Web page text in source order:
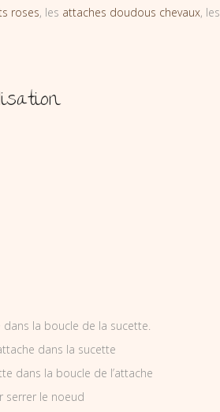
roses, les attaches doudous chevaux, les
dans la boucle de la sucette.
dans la sucette
dans la boucle de l’attache
serrer le noeud